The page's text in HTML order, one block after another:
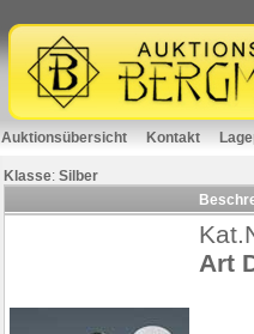
Auktionsübersicht Kontakt
Klasse: Silber
Art